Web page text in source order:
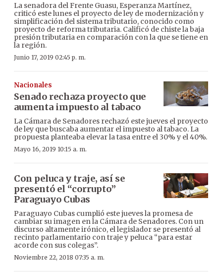
La senadora del Frente Guasu, Esperanza Martínez,
criticó este lunes el proyecto de ley de modernización y
simplificación del sistema tributario, conocido como
proyecto de reforma tributaria. Calificó de chiste la baja
presión tributaria en comparación con la que se tiene en
la región.
Junio 17, 2019 02:45 p. m.
Nacionales
Senado rechaza proyecto que
aumenta impuesto al tabaco
La Cámara de Senadores rechazó este jueves el proyecto
de ley que buscaba aumentar el impuesto al tabaco. La
propuesta planteaba elevar la tasa entre el 30% y el 40%.
Mayo 16, 2019 10:15 a. m.
Con peluca y traje, así se
presentó el “corrupto”
Paraguayo Cubas
Paraguayo Cubas cumplió este jueves la promesa de
cambiar su imagen en la Cámara de Senadores. Con un
discurso altamente irónico, el legislador se presentó al
recinto parlamentario con traje y peluca “para estar
acorde con sus colegas”.
Noviembre 22, 2018 07:35 a. m.